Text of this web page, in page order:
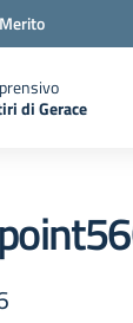
di Gerace